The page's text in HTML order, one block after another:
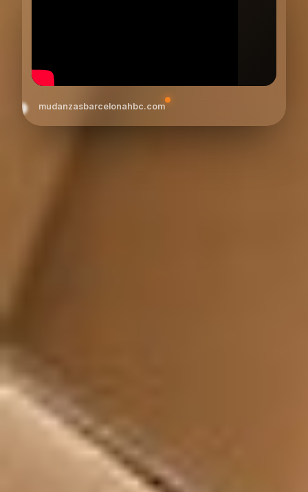
mudanzasbarcelonahbc.com